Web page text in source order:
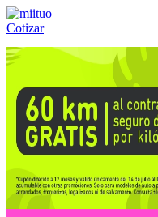
Cotizar
Llámanos al:(55) 84-21-05-00